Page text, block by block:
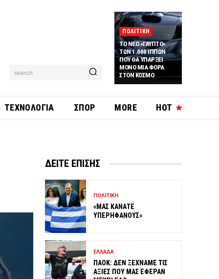
search
ΠΟΛΙΤΙΚΗ
ΤΟ ΝΕΟ «ΓΛΥΠΤΟ»
ΤΩΝ 1.600 ΙΠΠΩΝ
ΠΟΥ ΘΑ ΥΠΑΡΞΕΙ
ΜΟΝΟ ΜΙΑ ΦΟΡΑ
ΣΤΟΝ ΚΟΣΜΟ
HOT
ΤΕΧΝΟΛΟΓΙΑ ΣΠΟΡ MORE
ΔΕΙΤΕ ΕΠΙΣΗΣ
ΠΟΛΙΤΙΚΗ
«ΜΑΣ ΚΑΝΑΤΕ
ΥΠΕΡΗΦΑΝΟΥΣ»
ΕΛΛΑΔΑ
ΠΑΟΚ: ΔΕΝ ΞΕΧΝΑΜΕ ΤΙΣ
ΑΞΙΕΣ ΠΟΥ ΜΑΣ ΕΦΕΡΑΝ